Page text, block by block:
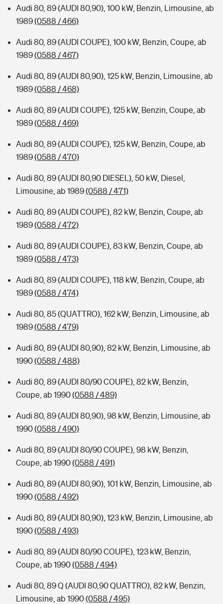
Audi 80, 89 (AUDI 80,90), 100 kW, Benzin, Limousine, ab
1989(0588 / 466)
Audi 80, 89 (AUDI COUPE), 100 kW, Benzin, Coupe, ab
1989(0588 / 467)
Audi 80, 89 (AUDI 80,90), 125 kW, Benzin, Limousine, ab
1989(0588 / 468)
Audi 80, 89 (AUDI COUPE), 125 kW, Benzin, Coupe, ab
1989(0588 / 469)
Audi 80, 89 (AUDI COUPE), 125 kW, Benzin, Coupe, ab
1989(0588 / 470)
Audi 80, 89 (AUDI 80,90 DIESEL), 50 kW, Diesel,
Limousine, ab 1989(0588 / 471)
Audi 80, 89 (AUDI COUPE), 82 kW, Benzin, Coupe, ab
1989(0588 / 472)
Audi 80, 89 (AUDI COUPE), 83 kW, Benzin, Coupe, ab
1989(0588 / 473)
Audi 80, 89 (AUDI COUPE), 118 kW, Benzin, Coupe, ab
1989(0588 / 474)
Audi 80, 85 (QUATTRO), 162 kW, Benzin, Limousine, ab
1989(0588 / 479)
Audi 80, 89 (AUDI 80,90), 82 kW, Benzin, Limousine, ab
1990(0588 / 488)
Audi 80, 89 (AUDI 80/90 COUPE), 82 kW, Benzin,
Coupe, ab 1990(0588 / 489)
Audi 80, 89 (AUDI 80,90), 98 kW, Benzin, Limousine, ab
1990(0588 / 490)
Audi 80, 89 (AUDI 80/90 COUPE), 98 kW, Benzin,
Coupe, ab 1990(0588 / 491)
Audi 80, 89 (AUDI 80,90), 101 kW, Benzin, Limousine, ab
1990(0588 / 492)
Audi 80, 89 (AUDI 80,90), 123 kW, Benzin, Limousine, ab
1990(0588 / 493)
Audi 80, 89 (AUDI 80/90 COUPE), 123 kW, Benzin,
Coupe, ab 1990(0588 / 494)
Audi 80, 89 Q (AUDI 80,90 QUATTRO), 82 kW, Benzin,
Limousine, ab 1990(0588 / 495)